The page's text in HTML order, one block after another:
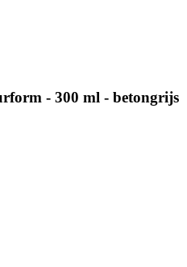
- 300 ml - betongrijs